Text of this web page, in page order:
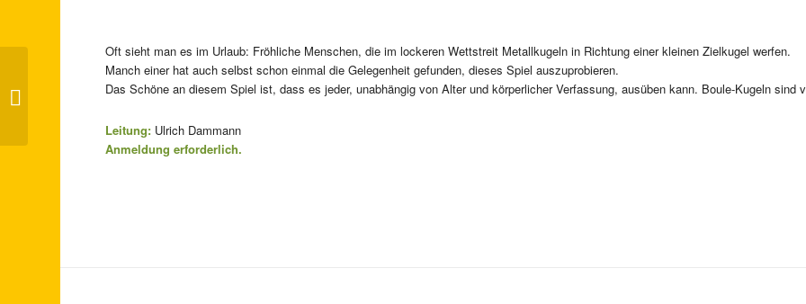
Oft sieht man es im Urlaub: Fröhliche Menschen, die im lockeren Wettstreit Metallkugeln in Richtung einer kleinen Zielkugel werfen.
Manch einer hat auch selbst schon einmal die Gelegenheit gefunden, dieses Spiel auszuprobieren.
Das Schöne an diesem Spiel ist, dass es jeder, unabhängig von Alter und körperlicher Verfassung, ausüben kann. Boule-Kugeln sind
Leitung: Ulrich Dammann
Anmeldung erforderlich.
Lachtanz-Kaffee